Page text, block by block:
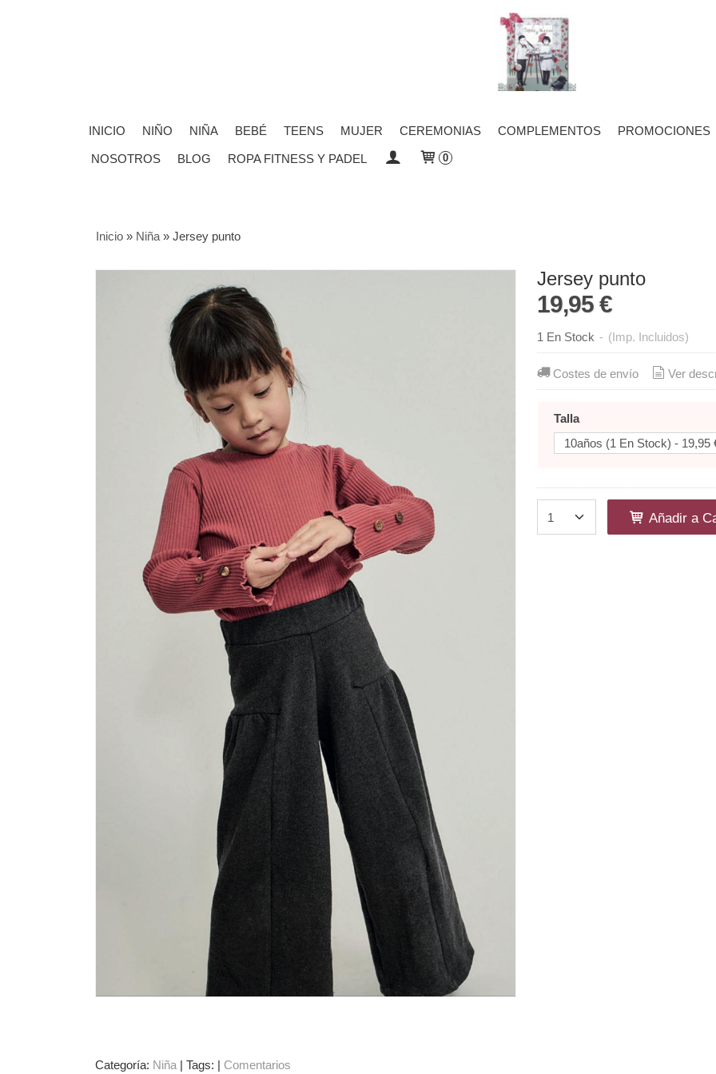
INICIO NIÑO NIÑA BEBÉ TEENS MUJER CEREMONIAS COMPLEMENTOS PROMOCIONES
NOSOTROS BLOG ROPA FITNESS Y PADEL 0
Inicio» Niña» Jersey punto
Jersey punto
19,95 €
1 En Stock - (Imp. Incluidos)
Costes de envío Ver
Talla
Añadir a
Categoría: Niña| Tags: | Comentarios